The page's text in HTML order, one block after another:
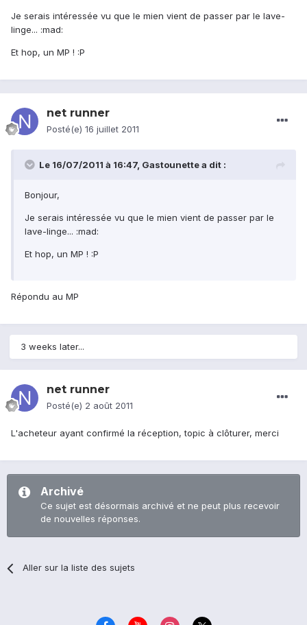
Je serais intéressée vu que le mien vient de passer par le lave-
linge... :mad:
Et hop, un MP ! :P
net runner
Posté(e) 16 juillet 2011
Le 16/07/2011 à 16:47, Gastounette a dit :
Bonjour,
Je serais intéressée vu que le mien vient de passer par le
lave-linge... :mad:
Et hop, un MP ! :P
Répondu au MP
3 weeks later...
net runner
Posté(e) 2 août 2011
L'acheteur ayant confirmé la réception, topic à clôturer, merci
Archivé
Ce sujet est désormais archivé et ne peut plus recevoir
de nouvelles réponses.
Aller sur la liste des sujets